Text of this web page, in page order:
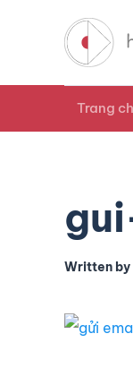
Trang
Written by